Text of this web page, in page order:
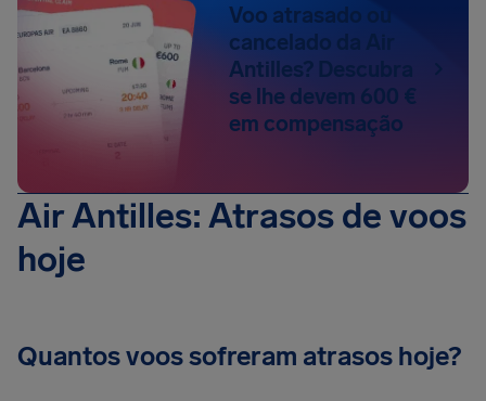
Voo atrasado ou
cancelado da Air
Antilles? Descubra
se lhe devem 600 €
em compensação
Air Antilles: Atrasos de voos
hoje
Quantos voos sofreram atrasos hoje?